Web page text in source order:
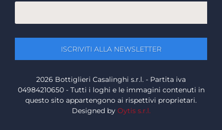
2026 Bottiglieri Casalinghi s.r.l. - Partita iva
04984210650 - Tutti i loghi e le immagini contenuti in
questo sito appartengono ai rispettivi proprietari.
Designed by Oytis s.r.l.